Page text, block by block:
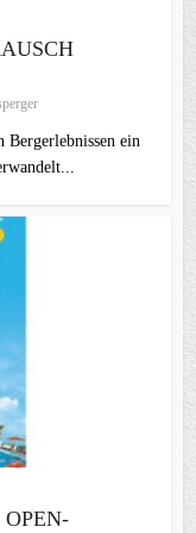
Bergerlebnissen ein